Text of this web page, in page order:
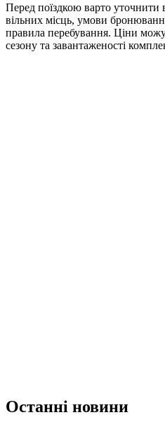
Перед поїздкою варто уточнити в
вільних місць, умови
правила перебування. Ціни
сезону та завантаженості
Останні новини